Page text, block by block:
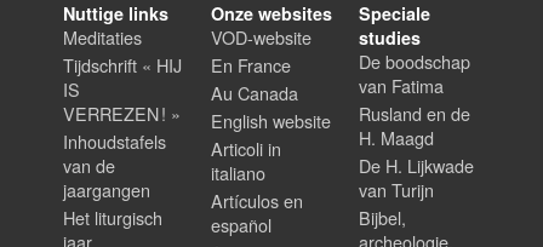
Nuttige links
Meditaties
Tijdschrift « HIJ
IS
VERREZEN ! »
Inhoudstafels
van de
jaargangen
Het liturgisch
jaar
Onze websites
VOD-website
En France
Au Canada
English website
Articoli in
italiano
Artículos en
español
Speciale
studies
De boodschap
van Fatima
Rusland en de
H. Maagd
De H. Lijkwade
van Turijn
Bijbel,
archeologie,